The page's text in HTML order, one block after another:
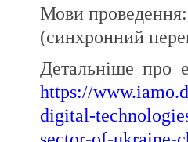
Мови проведення:
(синхронний
Детальніше про
https://
digital-